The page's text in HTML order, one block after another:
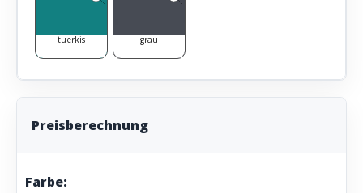
tuerkis grau
Preisberechnung
Farbe: